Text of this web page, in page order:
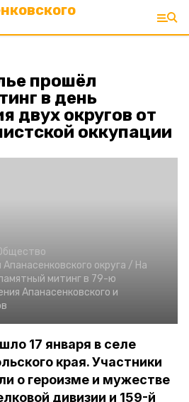
прошёл
в день
двух округов от
оккупации
округа / На
митинг в 79-ю
Апанасенковского и
17 января в селе
края. Участники
о героизме и мужестве
дивизии и 159-й